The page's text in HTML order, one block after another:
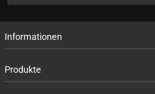
EIN.
Informationen
Produkte